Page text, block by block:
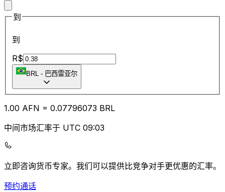
到
到
R$
BRL - 巴西雷亚尔
1.00 AFN = 0.07796073 BRL
中间市场汇率于 UTC 09:03
立即咨询货币专家。 我们可以提供比竞争对手更优惠的汇率。
预约通话